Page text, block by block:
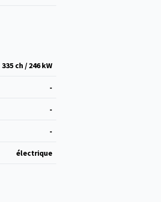
335 ch / 246 kW
-
-
-
électrique